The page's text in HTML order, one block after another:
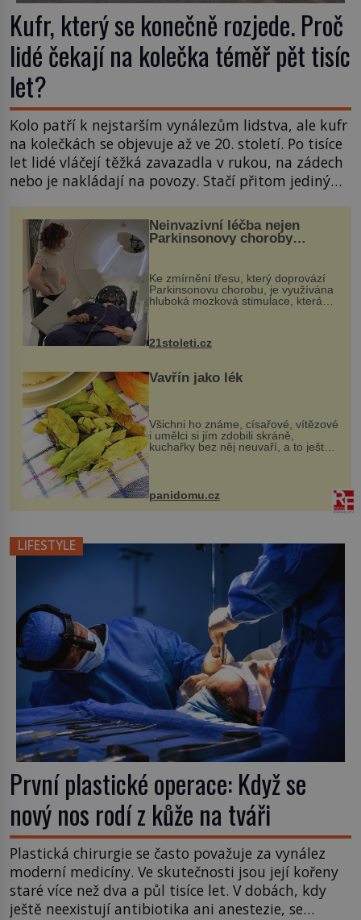
Kufr, který se konečně rozjede. Proč
lidé čekají na kolečka téměř pět tisíc
let?
Kolo patří k nejstarším vynálezům lidstva, ale kufr
na kolečkách se objevuje až ve 20. století. Po tisíce
let lidé vláčejí těžká zavazadla v rukou, na zádech
nebo je nakládají na povozy. Stačí přitom jediný
nikdo dlouho nedostane. Až jednou se na letišti
ozve věta, která změní […]
Neinvazivní léčba nejen
Parkinsonovy choroby
Ke zmírnění třesu, který doprovází
Parkinsonovu chorobu, je využívána
hluboká mozková stimulace, která
však vyžaduje vysoce invazivní
k dostatečně přesnému zacílení ...
21stoleti.cz
Vavřín jako lék
Všichni ho známe, císařové, vítězové
i umělci si jím zdobili skráně,
kuchařky bez něj neuvaří, a to ještě
nevíte, že bobkový list může výrazně
zmírnit některé naše neduhy.
Obsahuje v malém množství ně...
panidomu.cz
LIFESTYLE
První plastické operace: Když se
nový nos rodí z kůže na tváři
Plastická chirurgie se často považuje za vynález
moderní medicíny. Ve skutečnosti jsou její kořeny
staré více než dva a půl tisíce let. V dobách, kdy
ještě neexistují antibiotika ani anestezie, se